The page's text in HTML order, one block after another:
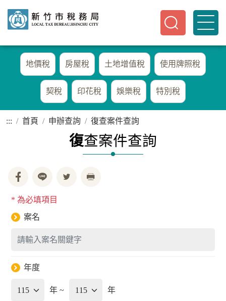
地價稅 房屋稅 土地增值稅 使用牌照稅
契稅 印花稅 娛樂稅 特別稅
::: 首頁 申辦查詢 復查案件查詢
復查案件查詢
* 為必填項目
案名
年度
年 ~ 年